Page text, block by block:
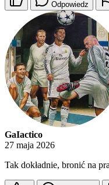
Odpowiedz
GaIactico
27 maja 2026
Tak dokładnie, bronić na